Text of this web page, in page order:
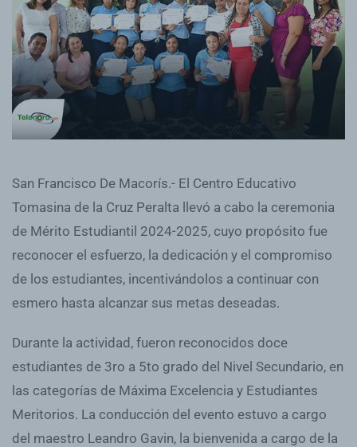
San Francisco De Macorís.- El Centro Educativo
Tomasina de la Cruz Peralta llevó a cabo la ceremonia
de Mérito Estudiantil 2024-2025, cuyo propósito fue
reconocer el esfuerzo, la dedicación y el compromiso
de los estudiantes, incentivándolos a continuar con
esmero hasta alcanzar sus metas deseadas.
Durante la actividad, fueron reconocidos doce
estudiantes de 3ro a 5to grado del Nivel Secundario, en
las categorías de Máxima Excelencia y Estudiantes
Meritorios. La conducción del evento estuvo a cargo
del maestro Leandro Gavin, la bienvenida a cargo de la